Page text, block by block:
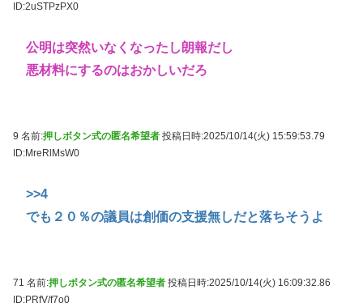
ID:2uSTPzPX0
公明は突然いなくなったし朗報だし
悪材料にするのはおかしいだろ
9 名前:押しボタン式の匿名希望者 投稿日時:2025/10/14(火) 15:59:53.79
ID:MreRlMsW0
>>4
でも２０％の議員は創価の支援無しだと落ちそうよ
71 名前:押しボタン式の匿名希望者 投稿日時:2025/10/14(火) 16:09:32.86
ID:PRfV/f7o0